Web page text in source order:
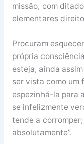
missão, com
elementares
Procuram
própria
esteja, ainda
ser vista como um
espezinhá-la para
se infelizmente
tende a
absolutamente”.